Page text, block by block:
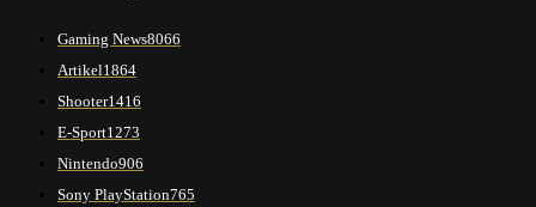
Gaming News8066
Artikel1864
Shooter1416
E-Sport1273
Nintendo906
Sony PlayStation765